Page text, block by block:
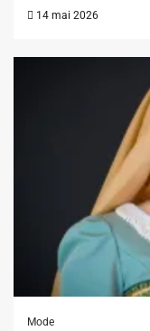
14 mai 2026
Mode